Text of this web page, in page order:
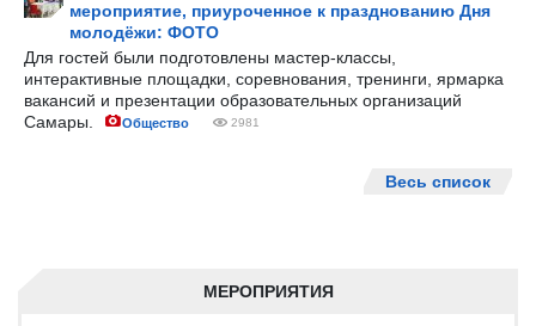
МЕРОПРИЯТИЯ
мероприятие, приуроченное к празднованию Дня
молодёжи: ФОТО
Для гостей были подготовлены мастер-классы,
интерактивные площадки, соревнования, тренинги, ярмарка
вакансий и презентации образовательных организаций
Самары.
Общество 2981
Весь список